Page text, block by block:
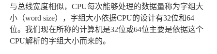
与总线宽度相似，CPU每次能够处理的数据量称为字组大
小（word size），字组大小依据CPU的设计有32位和64
位。我们现在所称的计算机是32位或64位主要是依据这个
CPU解析的字组大小而来的。